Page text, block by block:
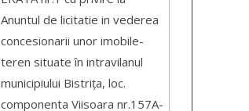
Anuntul de licitatie in vederea
concesionarii unor imobile-
teren situate în intravilanul
municipiului Bistrița, loc.
componenta Viisoara nr.157A-